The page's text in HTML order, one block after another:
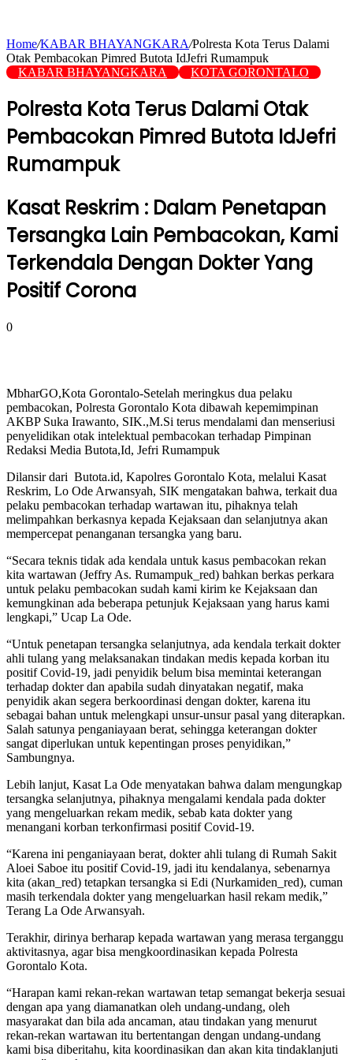
Home/KABAR BHAYANGKARA/Polresta Kota Terus Dalami
Otak Pembacokan Pimred Butota IdJefri Rumampuk
KABAR BHAYANGKARA
KOTA GORONTALO
Polresta Kota Terus Dalami Otak
Pembacokan Pimred Butota IdJefri
Rumampuk
Kasat Reskrim : Dalam Penetapan
Tersangka Lain Pembacokan, Kami
Terkendala Dengan Dokter Yang
Positif Corona
0
MbharGO,Kota Gorontalo-Setelah meringkus dua pelaku
pembacokan, Polresta Gorontalo Kota dibawah kepemimpinan
AKBP Suka Irawanto, SIK.,M.Si terus mendalami dan menseriusi
penyelidikan otak intelektual pembacokan terhadap Pimpinan
Redaksi Media Butota,Id, Jefri Rumampuk
Dilansir dari Butota.id, Kapolres Gorontalo Kota, melalui Kasat
Reskrim, Lo Ode Arwansyah, SIK mengatakan bahwa, terkait dua
pelaku pembacokan terhadap wartawan itu, pihaknya telah
melimpahkan berkasnya kepada Kejaksaan dan selanjutnya akan
mempercepat penanganan tersangka yang baru.
“Secara teknis tidak ada kendala untuk kasus pembacokan rekan
kita wartawan (Jeffry As. Rumampuk_red) bahkan berkas perkara
untuk pelaku pembacokan sudah kami kirim ke Kejaksaan dan
kemungkinan ada beberapa petunjuk Kejaksaan yang harus kami
lengkapi,” Ucap La Ode.
“Untuk penetapan tersangka selanjutnya, ada kendala terkait dokter
ahli tulang yang melaksanakan tindakan medis kepada korban itu
positif Covid-19, jadi penyidik belum bisa memintai keterangan
terhadap dokter dan apabila sudah dinyatakan negatif, maka
penyidik akan segera berkoordinasi dengan dokter, karena itu
sebagai bahan untuk melengkapi unsur-unsur pasal yang diterapkan.
Salah satunya penganiayaan berat, sehingga keterangan dokter
sangat diperlukan untuk kepentingan proses penyidikan,”
Sambungnya.
Lebih lanjut, Kasat La Ode menyatakan bahwa dalam mengungkap
tersangka selanjutnya, pihaknya mengalami kendala pada dokter
yang mengeluarkan rekam medik, sebab kata dokter yang
menangani korban terkonfirmasi positif Covid-19.
“Karena ini penganiayaan berat, dokter ahli tulang di Rumah Sakit
Aloei Saboe itu positif Covid-19, jadi itu kendalanya, sebenarnya
kita (akan_red) tetapkan tersangka si Edi (Nurkamiden_red), cuman
masih terkendala dokter yang mengeluarkan hasil rekam medik,”
Terang La Ode Arwansyah.
Terakhir, dirinya berharap kepada wartawan yang merasa terganggu
aktivitasnya, agar bisa mengkoordinasikan kepada Polresta
Gorontalo Kota.
“Harapan kami rekan-rekan wartawan tetap semangat bekerja sesuai
dengan apa yang diamanatkan oleh undang-undang, oleh
masyarakat dan bila ada ancaman, atau tindakan yang menurut
rekan-rekan wartawan itu bertentangan dengan undang-undang
kami bisa diberitahu, kita koordinasikan dan akan kita tindaklanjuti